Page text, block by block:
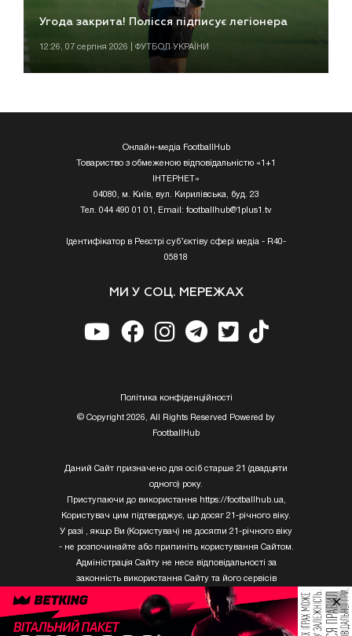
Угода закрита! Полісся підписує легіонера
12:26, 07 серпня 2026 | ФУТБОЛ УКРАЇНИ
Онлайн-медіа FootballHub
Товариство з обмеженою відповідальністю «1+1
ІНТЕРНЕТ»
04080, м. Київ, вул. Кирилівська, буд. 23
Тел. 044 490 01 01, Email: footballhub@1plus1.tv
Ідентифікатор в Реєстрі суб’єктіву сфері медіа - R40-
05818
МИ У СОЦ. МЕРЕЖАХ
Полiтика конфiденцiйностi
© Copyright 2026, All Rights Reserved Powered by
FootballHub
Даний Сайт призначено для осіб старше 21 (двадцяти
одного) року.
Приступаючи до використання https://footballhub.ua,
Користувач цим підтверджує, що досяг 21-річного віку.
У разі , якщо Ви (Користувач) не досягли 21-річного віку
- не розпочинайте або припиніть користування Сайтом.
Адміністрація Сайту не несе відповідальності за
законність використання Сайту та його сервісів
Користувачем, який не досяг 21-річного віку.
Твори Getty Images, що розміщені на сайті, не можуть
×